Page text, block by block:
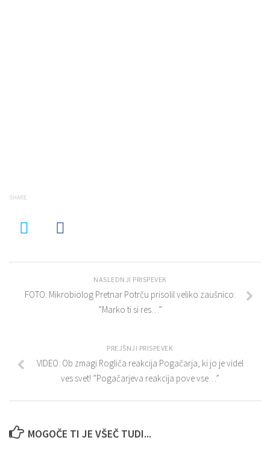
SHARE
NASLEDNJI PRISPEVEK
FOTO: Mikrobiolog Pretnar Potrču prisolil veliko zaušnico:
”Marko ti si res…”
PREJŠNJI PRISPEVEK
VIDEO: Ob zmagi Rogliča reakcija Pogačarja, ki jo je videl
ves svet! ”Pogačarjeva reakcija pove vse…”
MOGOČE TI JE VŠEČ TUDI...